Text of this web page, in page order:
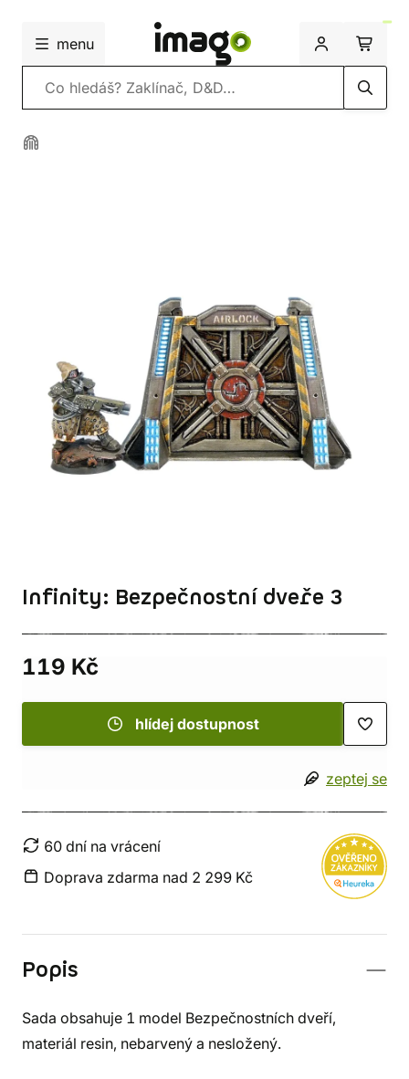
menu
Vyhledávání
Infinity: Bezpečnostní dveře 3
119 Kč
hlídej dostupnost
zeptej se
60 dní na vrácení
Doprava zdarma nad 2 299 Kč
Popis
Sada obsahuje 1 model Bezpečnostních dveří,
materiál resin, nebarvený a nesložený.